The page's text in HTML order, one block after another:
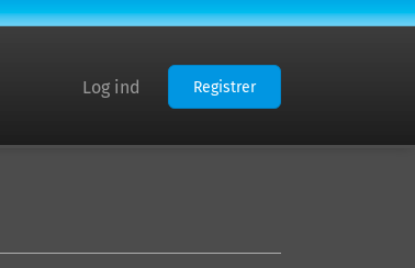
Log ind Registrer